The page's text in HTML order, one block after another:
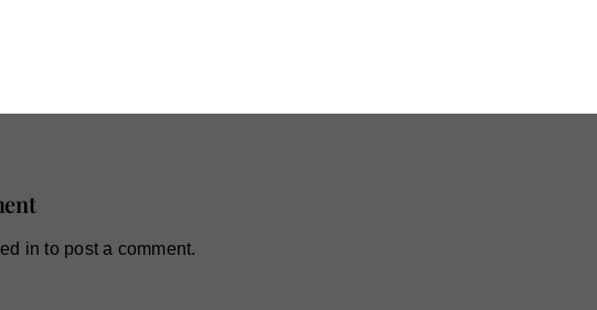
in to post a comment.